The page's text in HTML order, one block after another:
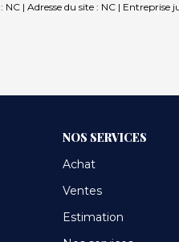
| Adresse du site : NC | Entreprise
NOS SERVICES
Achat
Ventes
Estimation